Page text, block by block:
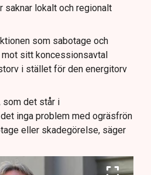
saknar lokalt och regionalt
som sabotage och
mot sitt koncessionsavtal
i stället för den energitorv
som det står i
inga problem med ogräsfrön
eller skadegörelse, säger